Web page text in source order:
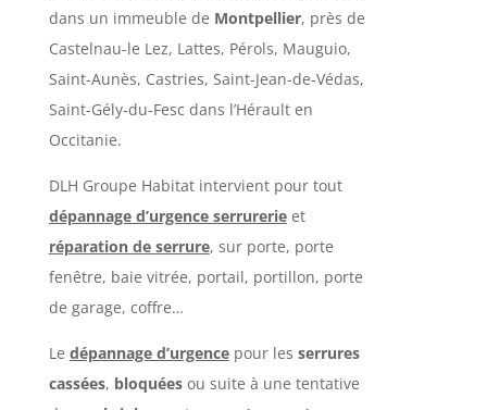
dans un immeuble de Montpellier, près de
Castelnau-le Lez, Lattes, Pérols, Mauguio,
Saint-Aunès, Castries, Saint-Jean-de-Védas,
Saint-Gély-du-Fesc dans l’Hérault en
Occitanie.
DLH Groupe Habitat intervient pour tout
dépannage d’urgence serrurerieet
réparation de serrure, sur porte, porte
fenêtre, baie vitrée, portail, portillon, porte
de garage, coffre…
Le dépannage d’urgencepour les serrures
cassées, bloquéesou suite à une tentative